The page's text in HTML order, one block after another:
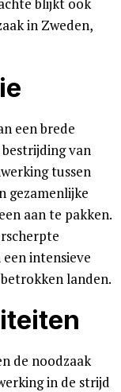
in Zweden,
een brede
van
tussen
gezamenlijke
aan te pakken.
intensieve
landen.
de noodzaak
in de strijd